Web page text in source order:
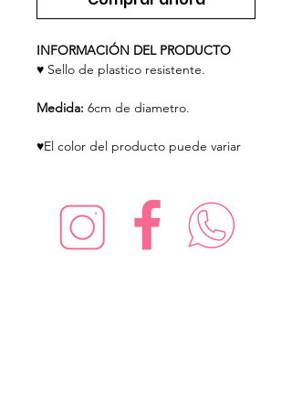
INFORMACIÓN DEL PRODUCTO
♥ Sello de plastico resistente.
Medida: 6cm de diametro.
♥El color del producto puede variar